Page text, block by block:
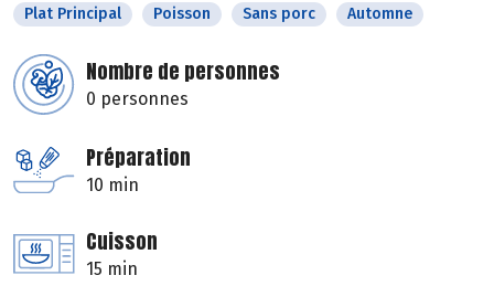
Plat Principal Poisson Sans porc Automne
Nombre de personnes
0 personnes
Préparation
10 min
Cuisson
15 min